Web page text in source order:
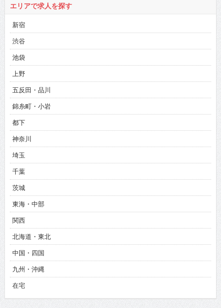
エリアで求人を探す
新宿
渋谷
池袋
上野
五反田・品川
錦糸町・小岩
都下
神奈川
埼玉
千葉
茨城
東海・中部
関西
北海道・東北
中国・四国
九州・沖縄
在宅